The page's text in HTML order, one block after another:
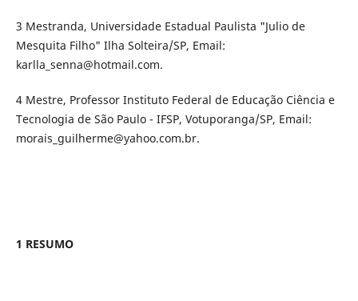
3 Mestranda, Universidade Estadual Paulista "Julio de
Mesquita Filho" Ilha Solteira/SP, Email:
karlla_senna@hotmail.com.
4 Mestre, Professor Instituto Federal de Educação Ciência e
Tecnologia de São Paulo - IFSP, Votuporanga/SP, Email:
morais_guilherme@yahoo.com.br.
1 RESUMO